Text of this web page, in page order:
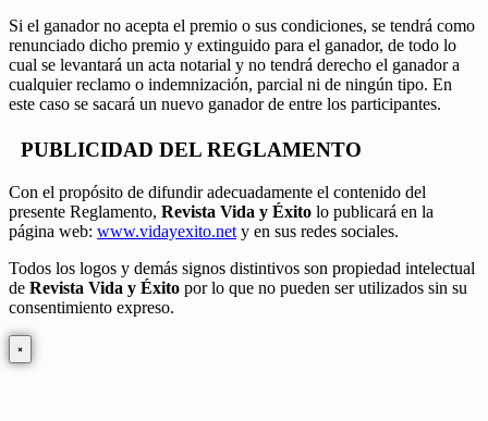
Si el ganador no acepta el premio o sus condiciones, se tendrá como
renunciado dicho premio y extinguido para el ganador, de todo lo
cual se levantará un acta notarial y no tendrá derecho el ganador a
cualquier reclamo o indemnización, parcial ni de ningún tipo. En
este caso se sacará un nuevo ganador de entre los participantes.
PUBLICIDAD DEL REGLAMENTO
Con el propósito de difundir adecuadamente el contenido del
presente Reglamento, Revista Vida y Éxito lo publicará en la
página web: www.vidayexito.net y en sus redes sociales.
Todos los logos y demás signos distintivos son propiedad intelectual
de Revista Vida y Éxito por lo que no pueden ser utilizados sin su
consentimiento expreso.
×